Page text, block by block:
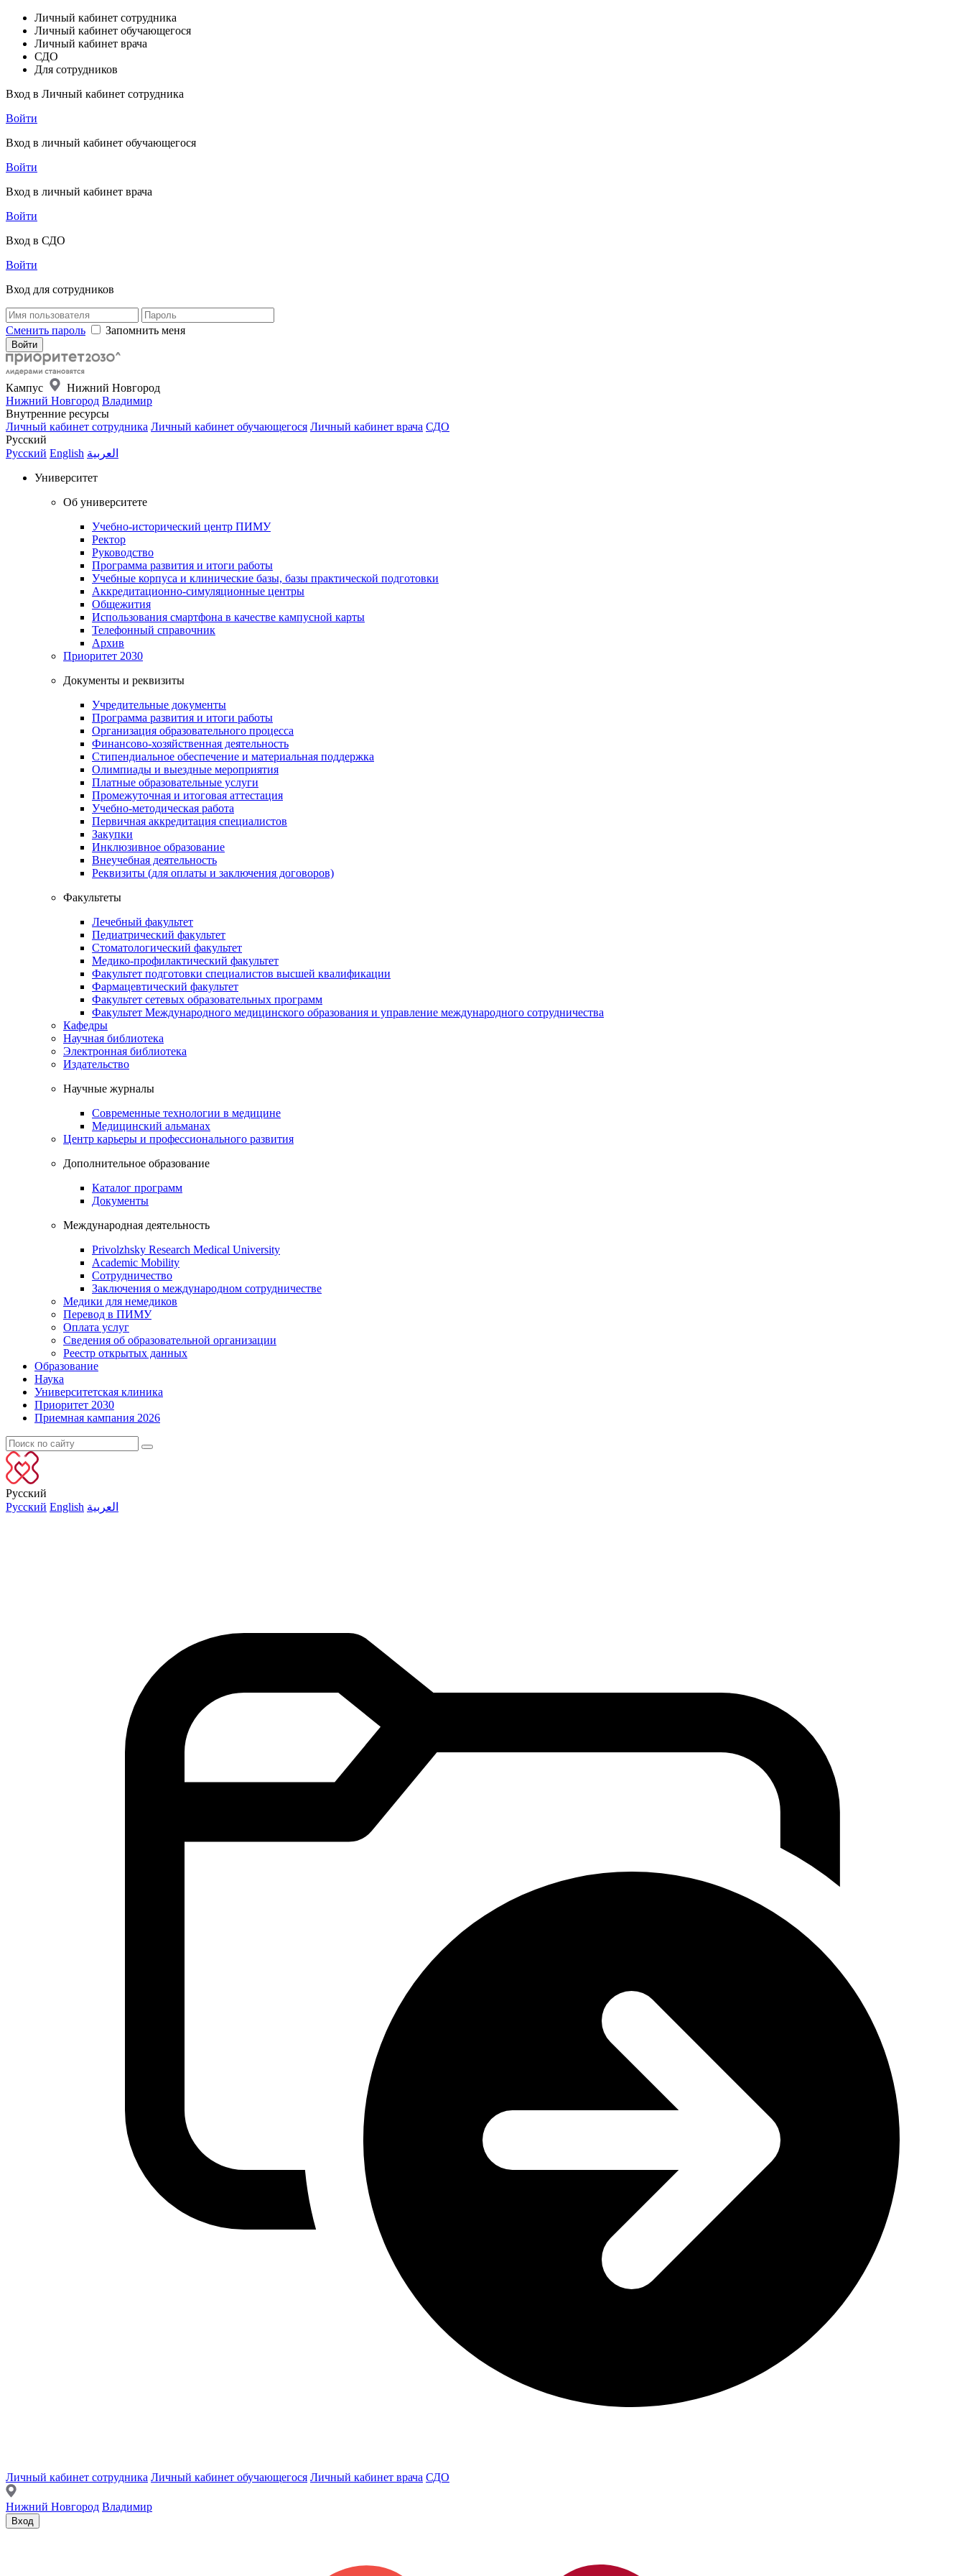
Личный кабинет сотрудника
Личный кабинет обучающегося
Личный кабинет врача
СДО
Для сотрудников
Вход в Личный кабинет сотрудника
Войти
Вход в личный кабинет обучающегося
Войти
Вход в личный кабинет врача
Войти
Вход в СДО
Войти
Вход для сотрудников
Сменить пароль Запомнить меня
Кампус
Нижний Новгород
Нижний Новгород Владимир
Внутренние ресурсы
Личный кабинет сотрудника Личный кабинет обучающегося Личный кабинет врача СДО
Русский
Русский English العربية
Университет
Об университете
Учебно-исторический центр ПИМУ
Ректор
Руководство
Программа развития и итоги работы
Учебные корпуса и клинические базы, базы практической подготовки
Аккредитационно-симуляционные центры
Общежития
Использования смартфона в качестве кампусной карты
Телефонный справочник
Архив
Приоритет 2030
Документы и реквизиты
Учредительные документы
Программа развития и итоги работы
Организация образовательного процесса
Финансово-хозяйственная деятельность
Стипендиальное обеспечение и материальная поддержка
Олимпиады и выездные мероприятия
Платные образовательные услуги
Промежуточная и итоговая аттестация
Учебно-методическая работа
Первичная аккредитация специалистов
Закупки
Инклюзивное образование
Внеучебная деятельность
Реквизиты (для оплаты и заключения договоров)
Факультеты
Лечебный факультет
Педиатрический факультет
Стоматологический факультет
Медико-профилактический факультет
Факультет подготовки специалистов высшей квалификации
Фармацевтический факультет
Факультет сетевых образовательных программ
Факультет Международного медицинского образования и управление международного сотрудничества
Кафедры
Научная библиотека
Электронная библиотека
Издательство
Научные журналы
Современные технологии в медицине
Медицинский альманах
Центр карьеры и профессионального развития
Дополнительное образование
Каталог программ
Документы
Международная деятельность
Privolzhsky Research Medical University
Academic Mobility
Сотрудничество
Заключения о международном сотрудничестве
Медики для немедиков
Перевод в ПИМУ
Оплата услуг
Сведения об образовательной организации
Реестр открытых данных
Образование
Наука
Университетская клиника
Приоритет 2030
Приемная кампания 2026
Русский
Русский English العربية
Личный кабинет сотрудника Личный кабинет обучающегося Личный кабинет врача СДО
Нижний Новгород Владимир
Вход